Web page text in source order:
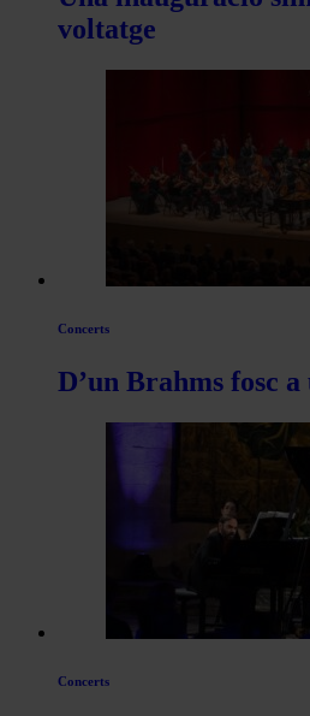
voltatge
Concerts
D’un Brahms fosc
Concerts